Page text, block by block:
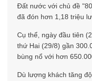
Đất nước với chủ đề
đã đón hơn 1,18 triệu
Cụ thể, ngày đầu tiên
thứ Hai (29/8) gần
bùng nổ với hơn
Dù lượng khách tăng